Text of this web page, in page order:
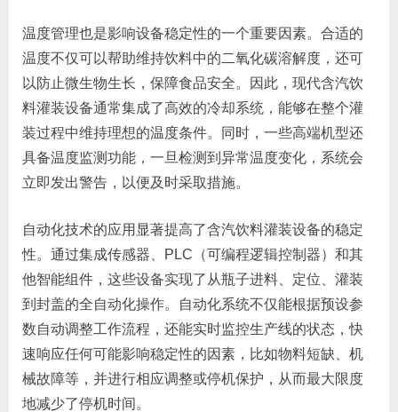
温度管理也是影响设备稳定性的一个重要因素。合适的
温度不仅可以帮助维持饮料中的二氧化碳溶解度，还可
以防止微生物生长，保障食品安全。因此，现代含汽饮
料灌装设备通常集成了高效的冷却系统，能够在整个灌
装过程中维持理想的温度条件。同时，一些高端机型还
具备温度监测功能，一旦检测到异常温度变化，系统会
立即发出警告，以便及时采取措施。
自动化技术的应用显著提高了含汽饮料灌装设备的稳定
性。通过集成传感器、PLC（可编程逻辑控制器）和其
他智能组件，这些设备实现了从瓶子进料、定位、灌装
到封盖的全自动化操作。自动化系统不仅能根据预设参
数自动调整工作流程，还能实时监控生产线的状态，快
速响应任何可能影响稳定性的因素，比如物料短缺、机
械故障等，并进行相应调整或停机保护，从而最大限度
地减少了停机时间。